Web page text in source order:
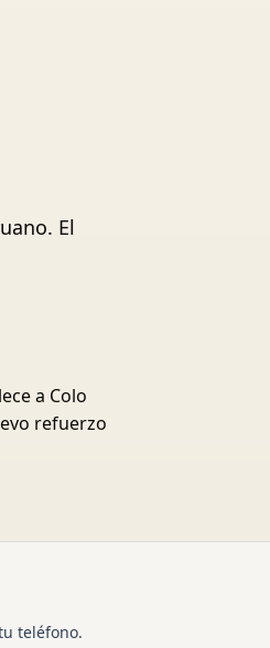
El
a Colo
refuerzo
teléfono.